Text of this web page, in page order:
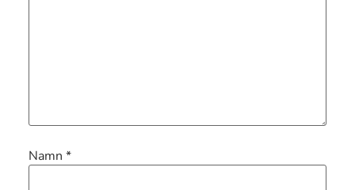
Namn *